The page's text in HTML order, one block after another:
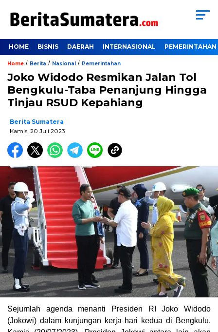
HOME BISNIS DAERAH INTERNASIONAL PEMERINTAHAN
Home / Berita / Nasional / Pemerintahan
Joko Widodo Resmikan Jalan Tol
Bengkulu-Taba Penanjung Hingga
Tinjau RSUD Kepahiang
Berita Sumatera
Kamis, 20 Juli 2023
Sejumlah agenda menanti Presiden RI Joko Widodo
(Jokowi) dalam kunjungan kerja hari kedua di Bengkulu,